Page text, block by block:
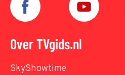
Over TVgids.nl
SkyShowtime